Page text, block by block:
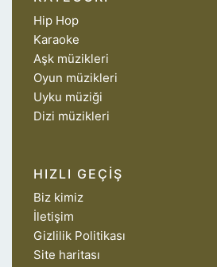
Hip Hop
Karaoke
Aşk müzikleri
Oyun müzikleri
Uyku müziği
Dizi müzikleri
HIZLI GEÇIŞ
Biz kimiz
İletişim
Gizlilik Politikası
Site haritası